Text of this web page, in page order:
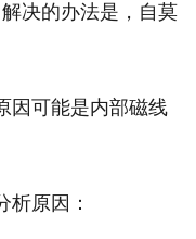
决的办法是，自莫
可能是内部磁线
原因：